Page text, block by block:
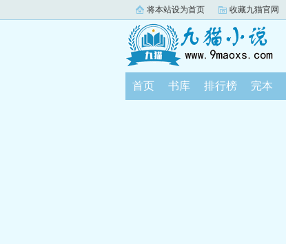
将本站设为首页 收藏九猫官网
首页 书库 排行榜 完本